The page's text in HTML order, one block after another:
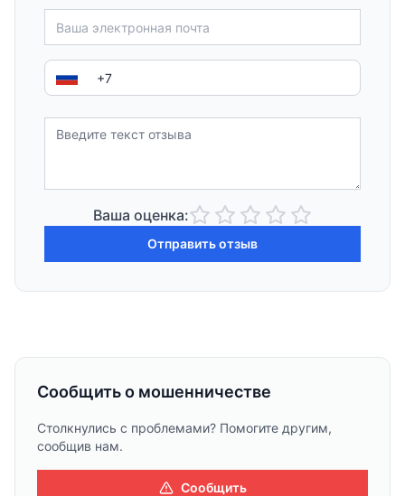
Ваша оценка:
Отправить отзыв
Сообщить о мошенничестве
Столкнулись с проблемами? Помогите другим,
сообщив нам.
Сообщить